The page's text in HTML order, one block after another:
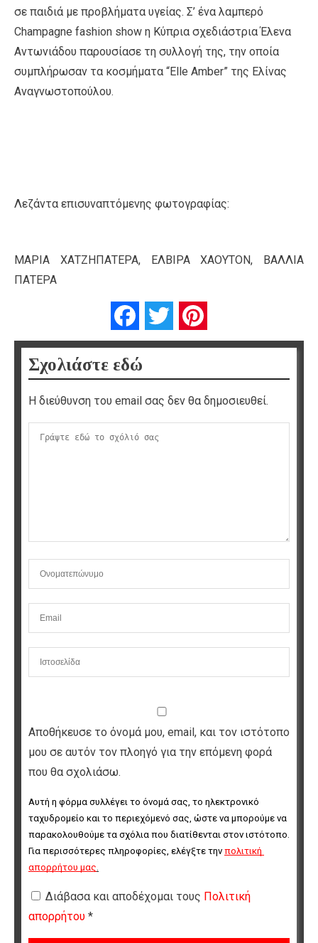
σε παιδιά με προβλήματα υγείας. Σ’ ένα λαμπερό
Champagne fashion show η Κύπρια σχεδιάστρια Έλενα
Αντωνιάδου παρουσίασε τη συλλογή της, την οποία
συμπλήρωσαν τα κοσμήματα “Elle Amber” της Ελίνας
Αναγνωστοπούλου.
Λεζάντα επισυναπτόμενης φωτογραφίας:
ΜΑΡΙΑ ΧΑΤΖΗΠΑΤΕΡΑ, ΕΛΒΙΡΑ ΧΑΟΥΤΟΝ, ΒΑΛΛΙΑ
ΠΑΤΕΡΑ
FacebookTwitter
Σχολιάστε εδώ
Η διεύθυνση του email σας δεν θα δημοσιευθεί.
Αποθήκευσε το όνομά μου, email, και τον ιστότοπο
μου σε αυτόν τον πλοηγό για την επόμενη φορά
που θα σχολιάσω.
Αυτή η φόρμα συλλέγει το όνομά σας, το ηλεκτρονικό
ταχυδρομείο και το περιεχόμενό σας, ώστε να μπορούμε να
παρακολουθούμε τα σχόλια που διατίθενται στον ιστότοπο.
Για περισσότερες πληροφορίες, ελέγξτε την πολιτική
απορρήτου μας.
Διάβασα και αποδέχομαι τους Πολιτική
απορρήτου *